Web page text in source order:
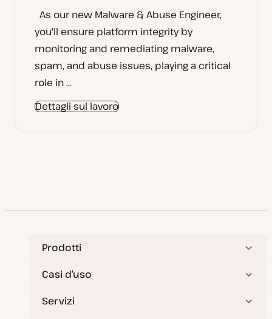
As our new Malware & Abuse Engineer,
you'll ensure platform integrity by
monitoring and remediating malware,
spam, and abuse issues, playing a critical
role in ...
Dettagli sul lavoro
Prodotti
Casi d’uso
Servizi